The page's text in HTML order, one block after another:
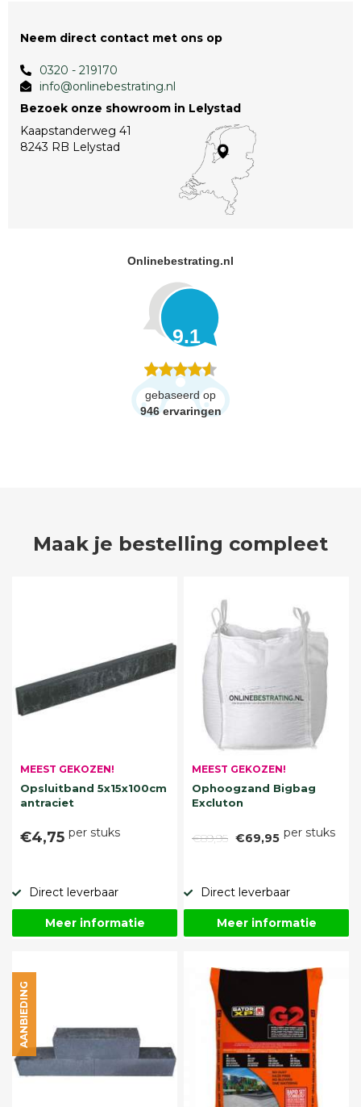
Neem direct contact met ons op
0320 - 219170
info@onlinebestrating.nl
Bezoek onze showroom in Lelystad
Kaapstanderweg 41
8243 RB Lelystad
Onlinebestrating.nl
9.1
gebaseerd op
946 ervaringen
Maak je bestelling compleet
MEEST GEKOZEN!
Opsluitband 5x15x100cm
antraciet
€4,75 per stuks
Direct leverbaar
Meer informatie
MEEST GEKOZEN!
Ophoogzand Bigbag
Excluton
€89,95 €69,95 per stuks
Direct leverbaar
Meer informatie
AANBIEDING